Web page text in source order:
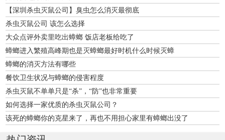
【深圳杀虫灭鼠公司】臭虫怎么消灭最彻底
杀虫灭鼠公司 该怎么选择
大众点评外卖里吃出蟑螂 饭店老板给吃了
蟑螂进入繁殖高峰期也是灭蟑螂最好时机什么时候灭蟑
蟑螂的消灭方法有哪些
餐饮卫生状况与蟑螂的侵害程度
杀虫灭鼠不单单只是“杀”，“防”也非常重要
如何选择一家优质的杀虫灭鼠公司？
该死的蟑螂你的克星来了，再也不用担心家里有蟑螂出没了